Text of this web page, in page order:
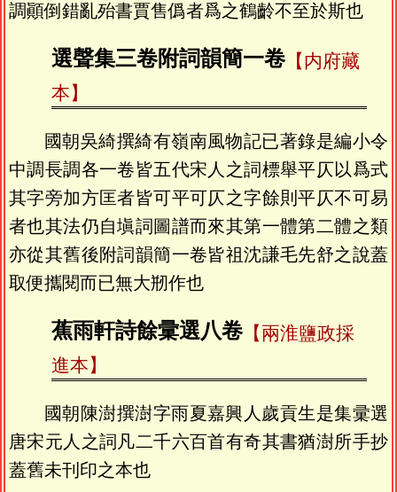
調顚倒錯亂殆書賈售僞者爲之鶴齡不至於斯也
選聲集三卷附詞韻簡一卷【内府藏
本】
國朝吳綺撰綺有嶺南風物記已著錄是編小令
中調長調各一卷皆五代宋人之詞標舉平仄以爲式
其字旁加方匡者皆可平可仄之字餘則平仄不可易
者也其法仍自塡詞圖譜而來其第一體第二體之類
亦從其舊後附詞韻簡一卷皆祖沈謙毛先舒之說蓋
取便攜閱而已無大剏作也
蕉雨軒詩餘彚選八卷【兩淮鹽政採
進本】
國朝陳澍撰澍字雨夏嘉興人歲貢生是集彚選
唐宋元人之詞凡二千六百首有奇其書猶澍所手抄
蓋舊未刊印之本也